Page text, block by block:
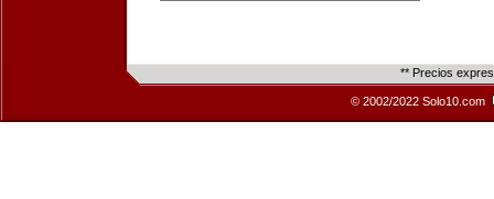
** Precios
© 2002/2022 Solo10.com